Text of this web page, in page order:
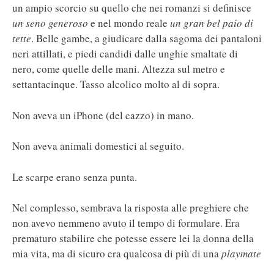
un ampio scorcio su quello che nei romanzi si definisce
un seno generoso e nel mondo reale un gran bel paio di
tette. Belle gambe, a giudicare dalla sagoma dei pantaloni
neri attillati, e piedi candidi dalle unghie smaltate di
nero, come quelle delle mani. Altezza sul metro e
settantacinque. Tasso alcolico molto al di sopra.
Non aveva un iPhone (del cazzo) in mano.
Non aveva animali domestici al seguito.
Le scarpe erano senza punta.
Nel complesso, sembrava la risposta alle preghiere che
non avevo nemmeno avuto il tempo di formulare. Era
prematuro stabilire che potesse essere lei la donna della
mia vita, ma di sicuro era qualcosa di più di unaplaymate